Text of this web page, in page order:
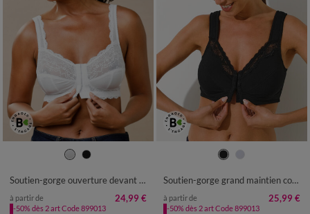
Soutien-gorge ouverture devant dentelle Salford - sans armatures
à partir de 24,99 €
-50% dès 2 art Code 899013
Soutien-gorge grand maintien coton stretch ouvert devant - sans armatures
à partir de 25,99 €
-50% dès 2 art Code 899013